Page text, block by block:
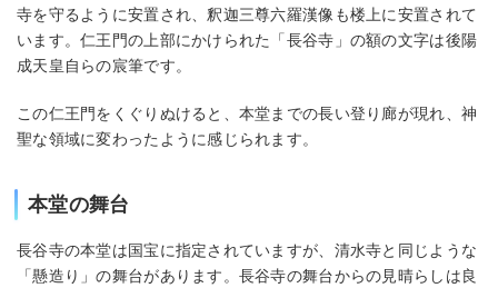
寺を守るように安置され、釈迦三尊六羅漢像も楼上に安置されて
います。仁王門の上部にかけられた「長谷寺」の額の文字は後陽
成天皇自らの宸筆です。
この仁王門をくぐりぬけると、本堂までの長い登り廊が現れ、神
聖な領域に変わったように感じられます。
本堂の舞台
長谷寺の本堂は国宝に指定されていますが、清水寺と同じような
「懸造り」の舞台があります。長谷寺の舞台からの見晴らしは良